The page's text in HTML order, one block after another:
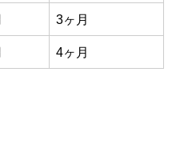
3ヶ月
4ヶ月